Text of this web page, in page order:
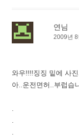
연님
2009년 8
와우!!!!징징 밑에 사
아..운전면허..부럽습